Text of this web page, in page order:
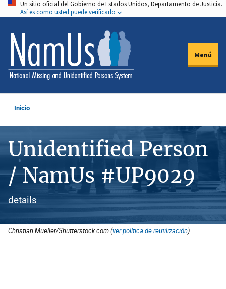
Pasar
al
contenido
principal
Un sitio oficial del Gobierno de Estados Unidos, Departamento de Justicia.
Así es como usted puede verificarlo
Menú
Inicio
Unidentified Person
/ NamUs #UP9029
details
Christian Mueller/Shutterstock.com (ver política de reutilización).